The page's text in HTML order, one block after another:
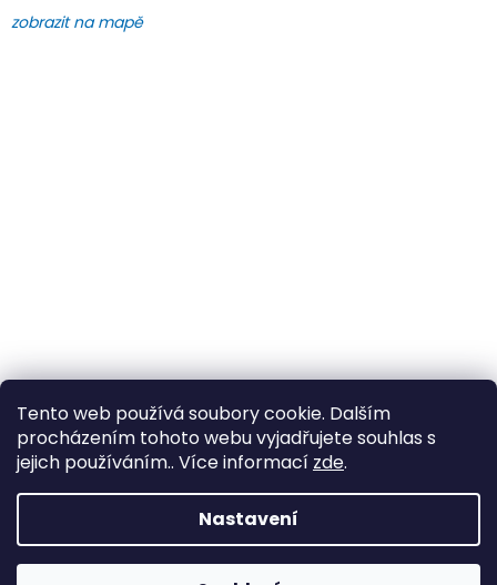
Tento web používá soubory cookie. Dalším
procházením tohoto webu vyjadřujete souhlas s
jejich používáním.. Více informací zde.
Nastavení
zobrazit na mapě
Vytvořil Shoptet
Copyright 2026YachtNet shop. Všechna práva